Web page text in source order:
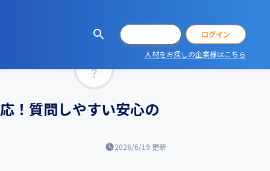
ログイン
人材をお探しの企業様はこちら
！質問しやすい安心の
2026/6/19 更新